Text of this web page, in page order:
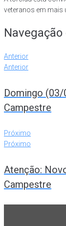
veteranos em
Anterior
Anterior
Domingo
Campestre
Próximo
Próximo
Atenção:
Campestre